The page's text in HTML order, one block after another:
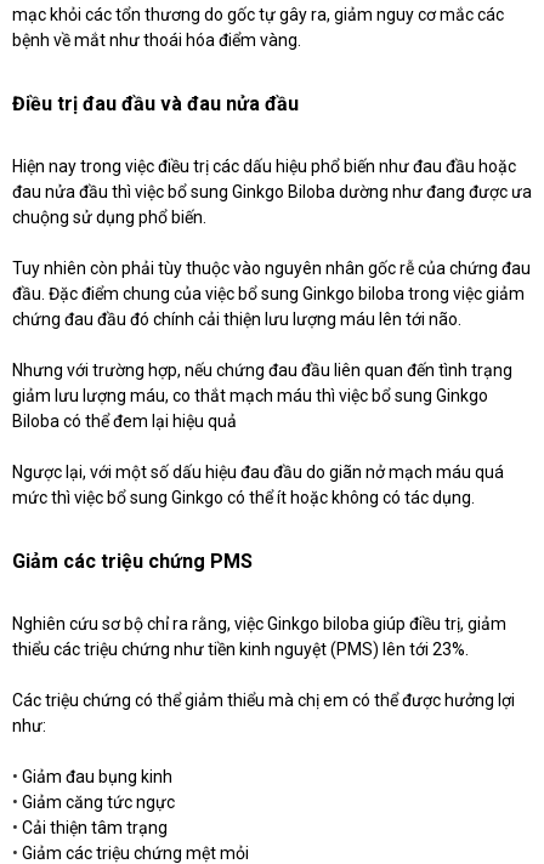
mạc khỏi các tổn thương do gốc tự gây ra, giảm nguy cơ mắc các
bệnh về mắt như thoái hóa điểm vàng.
Điều trị đau đầu và đau nửa đầu
Hiện nay trong việc điều trị các dấu hiệu phổ biến như đau đầu hoặc
đau nửa đầu thì việc bổ sung Ginkgo Biloba dường như đang được ưa
chuộng sử dụng phổ biến.
Tuy nhiên còn phải tùy thuộc vào nguyên nhân gốc rễ của chứng đau
đầu. Đặc điểm chung của việc bổ sung Ginkgo biloba trong việc giảm
chứng đau đầu đó chính cải thiện lưu lượng máu lên tới não.
Nhưng với trường hợp, nếu chứng đau đầu liên quan đến tình trạng
giảm lưu lượng máu, co thắt mạch máu thì việc bổ sung Ginkgo
Biloba có thể đem lại hiệu quả
Ngược lại, với một số dấu hiệu đau đầu do giãn nở mạch máu quá
mức thì việc bổ sung Ginkgo có thể ít hoặc không có tác dụng.
Giảm các triệu chứng PMS
Nghiên cứu sơ bộ chỉ ra rằng, việc Ginkgo biloba giúp điều trị, giảm
thiểu các triệu chứng như tiền kinh nguyệt (PMS) lên tới 23%.
Các triệu chứng có thể giảm thiểu mà chị em có thể được hưởng lợi
như:
• Giảm đau bụng kinh
• Giảm căng tức ngực
• Cải thiện tâm trạng
• Giảm các triệu chứng mệt mỏi